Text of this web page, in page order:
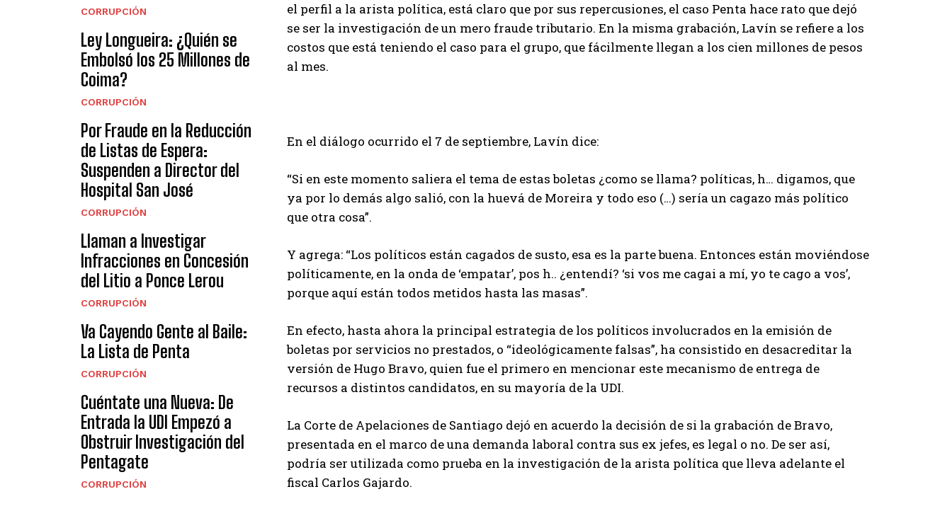
CORRUPCIÓN
Ley Longueira: ¿Quién se
Embolsó los 25 Millones de
Coima?
CORRUPCIÓN
Por Fraude en la Reducción
de Listas de Espera:
Suspenden a Director del
Hospital San José
CORRUPCIÓN
Llaman a Investigar
Infracciones en Concesión
del Litio a Ponce Lerou
CORRUPCIÓN
Va Cayendo Gente al Baile:
La Lista de Penta
CORRUPCIÓN
Cuéntate una Nueva: De
Entrada la UDI Empezó a
Obstruir Investigación del
Pentagate
CORRUPCIÓN
el perfil a la arista política, está claro que por sus repercusiones, el caso Penta hace rato que dejó
se ser la investigación de un mero fraude tributario. En la misma grabación, Lavín se refiere a los
costos que está teniendo el caso para el grupo, que fácilmente llegan a los cien millones de pesos
al mes.
En el diálogo ocurrido el 7 de septiembre, Lavín dice:
“Si en este momento saliera el tema de estas boletas ¿como se llama? políticas, h… digamos, que
ya por lo demás algo salió, con la huevá de Moreira y todo eso (…) sería un cagazo más político
que otra cosa”.
Y agrega: “Los políticos están cagados de susto, esa es la parte buena. Entonces están moviéndose
políticamente, en la onda de ‘empatar’, pos h.. ¿entendí? ‘si vos me cagai a mí, yo te cago a vos’,
porque aquí están todos metidos hasta las masas”.
En efecto, hasta ahora la principal estrategia de los políticos involucrados en la emisión de
boletas por servicios no prestados, o “ideológicamente falsas”, ha consistido en desacreditar la
versión de Hugo Bravo, quien fue el primero en mencionar este mecanismo de entrega de
recursos a distintos candidatos, en su mayoría de la UDI.
La Corte de Apelaciones de Santiago dejó en acuerdo la decisión de si la grabación de Bravo,
presentada en el marco de una demanda laboral contra sus ex jefes, es legal o no. De ser así,
podría ser utilizada como prueba en la investigación de la arista política que lleva adelante el
fiscal Carlos Gajardo.